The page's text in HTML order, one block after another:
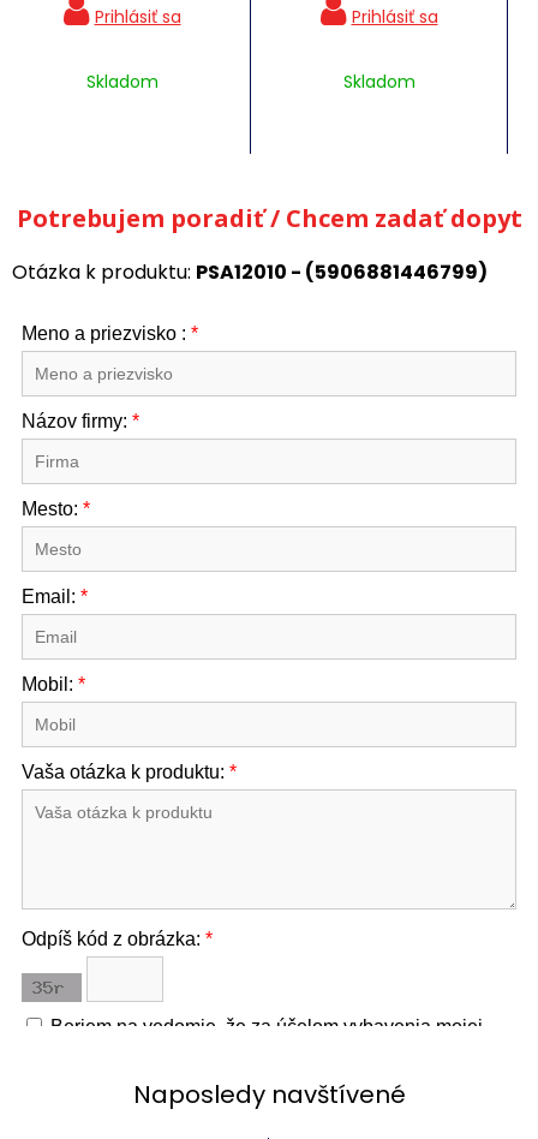
Skladom Skladom
Potrebujem poradiť / Chcem zadať dopyt
Otázka k produktu: PSA12010 - (5906881446799)
Naposledy navštívené